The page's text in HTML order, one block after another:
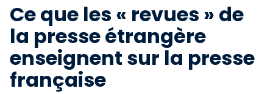
Notre revue
Boutique
Ce que les « revues » de
la presse étrangère
enseignent sur la presse
française